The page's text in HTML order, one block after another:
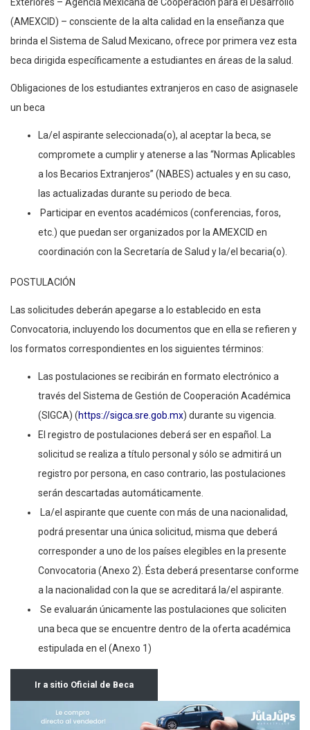
Exteriores – Agencia Mexicana de Cooperación para el Desarrollo
(AMEXCID) – consciente de la alta calidad en la enseñanza que
brinda el Sistema de Salud Mexicano, ofrece por primera vez esta
beca dirigida específicamente a estudiantes en áreas de la salud.
Obligaciones de los estudiantes extranjeros en caso de asignasele
un beca
La/el aspirante seleccionada(o), al aceptar la beca, se
compromete a cumplir y atenerse a las “Normas Aplicables
a los Becarios Extranjeros” (NABES) actuales y en su caso,
las actualizadas durante su periodo de beca.
Participar en eventos académicos (conferencias, foros,
etc.) que puedan ser organizados por la AMEXCID en
coordinación con la Secretaría de Salud y la/el becaria(o).
POSTULACIÓN
Las solicitudes deberán apegarse a lo establecido en esta
Convocatoria, incluyendo los documentos que en ella se refieren y
los formatos correspondientes en los siguientes términos:
Las postulaciones se recibirán en formato electrónico a
través del Sistema de Gestión de Cooperación Académica
(SIGCA) (https://sigca.sre.gob.mx) durante su vigencia.
El registro de postulaciones deberá ser en español. La
solicitud se realiza a título personal y sólo se admitirá un
registro por persona, en caso contrario, las postulaciones
serán descartadas automáticamente.
La/el aspirante que cuente con más de una nacionalidad,
podrá presentar una única solicitud, misma que deberá
corresponder a uno de los países elegibles en la presente
Convocatoria (Anexo 2). Ésta deberá presentarse conforme
a la nacionalidad con la que se acreditará la/el aspirante.
Se evaluarán únicamente las postulaciones que soliciten
una beca que se encuentre dentro de la oferta académica
estipulada en el (Anexo 1)
Ir a sitio Oficial de Beca